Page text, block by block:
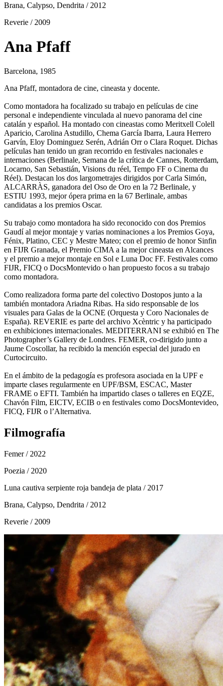
Brana, Calypso, Dendrita / 2012
Reverie / 2009
Ana Pfaff
Barcelona, 1985
Ana Pfaff, montadora de cine, cineasta y docente.
Como montadora ha focalizado su trabajo en películas de cine
personal e independiente vinculada al nuevo panorama del cine
catalán y español. Ha montado con cineastas como Meritxell Colell
Aparicio, Carolina Astudillo, Chema García Ibarra, Laura Herrero
Garvín, Eloy Dominguez Serén, Adrián Orr o Clara Roquet. Dichas
películas han tenido un gran recorrido en festivales nacionales e
internaciones (Berlinale, Semana de la crítica de Cannes, Rotterdam,
Locarno, San Sebastián, Visions du réel, Tempo FF o Cinema du
Réel). Destacan los dos largometrajes dirigidos por Carla Simón,
ALCARRÀS, ganadora del Oso de Oro en la 72 Berlinale, y
ESTIU 1993, mejor ópera prima en la 67 Berlinale, ambas
candidatas a los premios Oscar.
Su trabajo como montadora ha sido reconocido con dos Premios
Gaudí al mejor montaje y varias nominaciones a los Premios Goya,
Fénix, Platino, CEC y Mestre Mateo; con el premio de honor Sinfin
en FIJR Granada, el Premio CIMA a la mejor cineasta en Alcances
y el premio a mejor montaje en Sol e Luna Doc FF. Festivales como
FIJR, FICQ o DocsMontevido o han propuesto focos a su trabajo
como montadora.
Como realizadora forma parte del colectivo Dostopos junto a la
también montadora Ariadna Ribas. Ha sido responsable de los
visuales para Galas de la OCNE (Orquesta y Coro Nacionales de
España). REVERIE es parte del archivo Xcèntric y ha participado
en exhibiciones internacionales. MEDITERRANI se exhibió en The
Photographer’s Gallery de Londres. FEMER, co-dirigido junto a
Jaume Coscollar, ha recibido la mención especial del jurado en
Curtocircuito.
En el ámbito de la pedagogía es profesora asociada en la UPF e
imparte clases regularmente en UPF/BSM, ESCAC, Master
FRAME o EFTI. También ha impartido clases o talleres en EQZE,
Chavón Film, EICTV, ECIB o en festivales como DocsMontevideo,
FICQ, FIJR o l’Alternativa.
Filmografía
Femer / 2022
Poezia / 2020
Luna cautiva serpiente roja bandeja de plata / 2017
Brana, Calypso, Dendrita / 2012
Reverie / 2009